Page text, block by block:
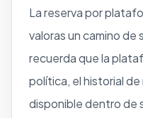
La reserva por
valoras un camino
recuerda que la
política, el historial
disponible dentro de